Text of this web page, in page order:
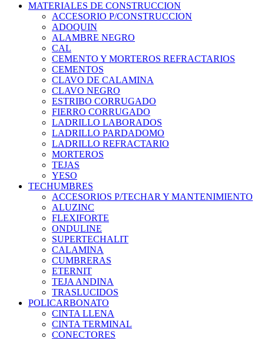
MATERIALES DE CONSTRUCCION
ACCESORIO P/CONSTRUCCION
ADOQUIN
ALAMBRE NEGRO
CAL
CEMENTO Y MORTEROS REFRACTARIOS
CEMENTOS
CLAVO DE CALAMINA
CLAVO NEGRO
ESTRIBO CORRUGADO
FIERRO CORRUGADO
LADRILLO LABORADOS
LADRILLO PARDADOMO
LADRILLO REFRACTARIO
MORTEROS
TEJAS
YESO
TECHUMBRES
ACCESORIOS P/TECHAR Y MANTENIMIENTO
ALUZINC
FLEXIFORTE
ONDULINE
SUPERTECHALIT
CALAMINA
CUMBRERAS
ETERNIT
TEJA ANDINA
TRASLUCIDOS
POLICARBONATO
CINTA LLENA
CINTA TERMINAL
CONECTORES